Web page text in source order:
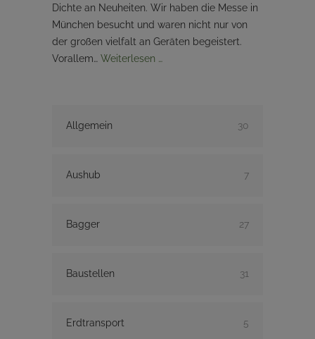
Dichte an Neuheiten. Wir haben die Messe in
München besucht und waren nicht nur von
der großen vielfalt an Geräten begeistert.
Vorallem… Weiterlesen …
Allgemein 30
Aushub 7
Bagger 27
Baustellen 31
Erdtransport 5